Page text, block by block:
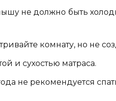
не должно быть
комнату, но не
и сухостью матраса.
не рекомендуется